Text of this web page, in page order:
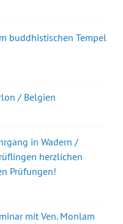
buddhistischen Tempel
/ Belgien
in Wadern /
herzlichen
Prüfungen!
mit Ven. Monlam